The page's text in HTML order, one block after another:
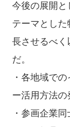
今後の展開と
テーマとし
長させるべく
だ。
・各地域で
ー活用方法
・参画企業